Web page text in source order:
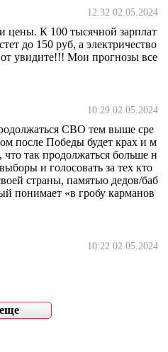
12:32 02.05.2024
цены. К 100 тысячной зарплат
до 150 руб, а электричество
увидите!!! Мои прогнозы все
10:29 02.05.2024
СВО тем выше сре
после Победы будет крах и м
что так продолжаться больше н
и голосовать за тех кто
страны, памятью дедов/баб
понимает «в гробу карманов
10:22 02.05.2024
еще